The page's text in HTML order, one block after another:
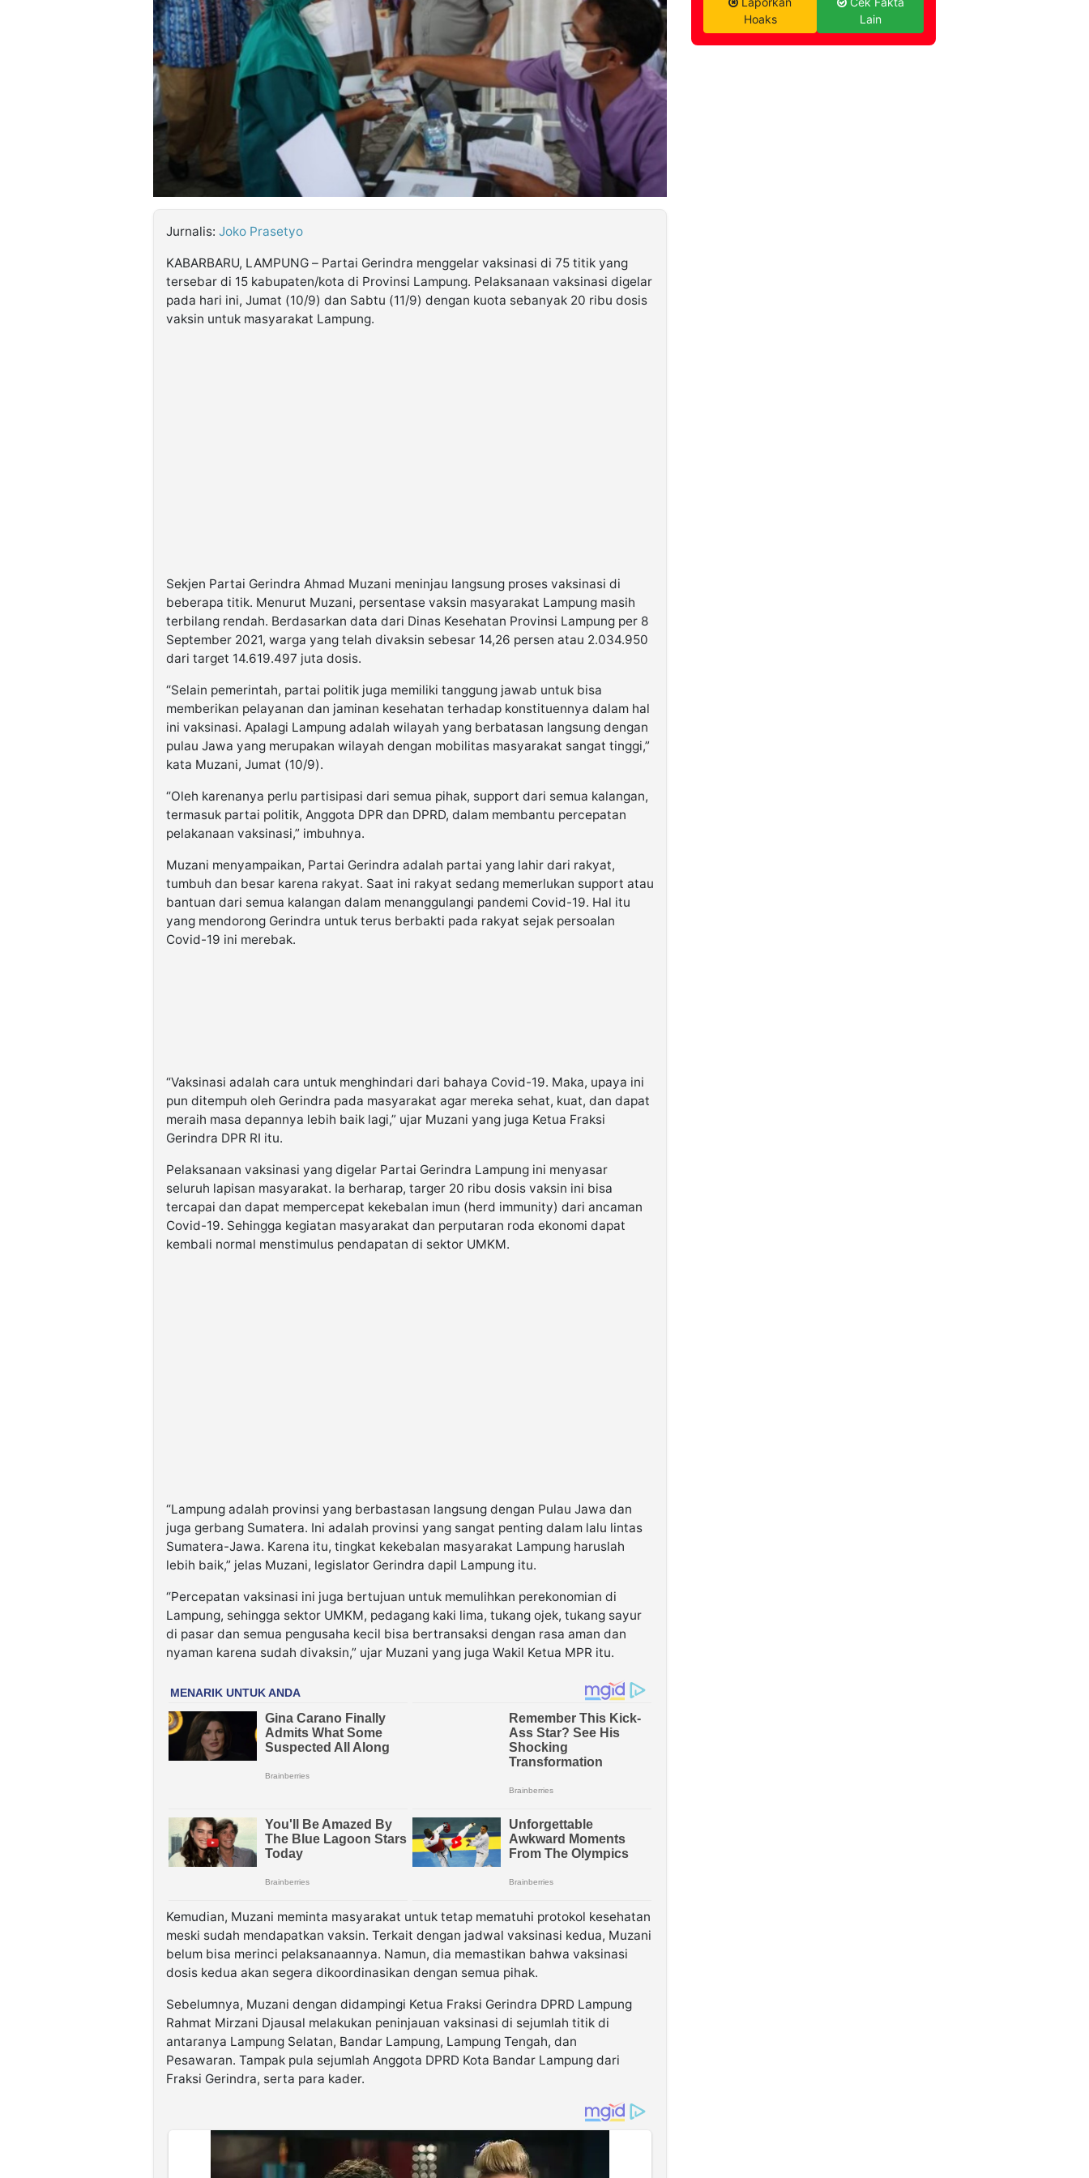
Jurnalis: Joko Prasetyo
KABARBARU, LAMPUNG – Partai Gerindra menggelar vaksinasi di 75 titik yang
tersebar di 15 kabupaten/kota di Provinsi Lampung. Pelaksanaan vaksinasi digelar
pada hari ini, Jumat (10/9) dan Sabtu (11/9) dengan kuota sebanyak 20 ribu dosis
vaksin untuk masyarakat Lampung.
Sekjen Partai Gerindra Ahmad Muzani meninjau langsung proses vaksinasi di
beberapa titik. Menurut Muzani, persentase vaksin masyarakat Lampung masih
terbilang rendah. Berdasarkan data dari Dinas Kesehatan Provinsi Lampung per 8
September 2021, warga yang telah divaksin sebesar 14,26 persen atau 2.034.950
dari target 14.619.497 juta dosis.
“Selain pemerintah, partai politik juga memiliki tanggung jawab untuk bisa
memberikan pelayanan dan jaminan kesehatan terhadap konstituennya dalam hal
ini vaksinasi. Apalagi Lampung adalah wilayah yang berbatasan langsung dengan
pulau Jawa yang merupakan wilayah dengan mobilitas masyarakat sangat tinggi,”
kata Muzani, Jumat (10/9).
“Oleh karenanya perlu partisipasi dari semua pihak, support dari semua kalangan,
termasuk partai politik, Anggota DPR dan DPRD, dalam membantu percepatan
pelakanaan vaksinasi,” imbuhnya.
Muzani menyampaikan, Partai Gerindra adalah partai yang lahir dari rakyat,
tumbuh dan besar karena rakyat. Saat ini rakyat sedang memerlukan support atau
bantuan dari semua kalangan dalam menanggulangi pandemi Covid-19. Hal itu
yang mendorong Gerindra untuk terus berbakti pada rakyat sejak persoalan
Covid-19 ini merebak.
“Vaksinasi adalah cara untuk menghindari dari bahaya Covid-19. Maka, upaya ini
pun ditempuh oleh Gerindra pada masyarakat agar mereka sehat, kuat, dan dapat
meraih masa depannya lebih baik lagi,” ujar Muzani yang juga Ketua Fraksi
Gerindra DPR RI itu.
Pelaksanaan vaksinasi yang digelar Partai Gerindra Lampung ini menyasar
seluruh lapisan masyarakat. Ia berharap, targer 20 ribu dosis vaksin ini bisa
tercapai dan dapat mempercepat kekebalan imun (herd immunity) dari ancaman
Covid-19. Sehingga kegiatan masyarakat dan perputaran roda ekonomi dapat
kembali normal menstimulus pendapatan di sektor UMKM.
“Lampung adalah provinsi yang berbastasan langsung dengan Pulau Jawa dan
juga gerbang Sumatera. Ini adalah provinsi yang sangat penting dalam lalu lintas
Sumatera-Jawa. Karena itu, tingkat kekebalan masyarakat Lampung haruslah
lebih baik,” jelas Muzani, legislator Gerindra dapil Lampung itu.
“Percepatan vaksinasi ini juga bertujuan untuk memulihkan perekonomian di
Lampung, sehingga sektor UMKM, pedagang kaki lima, tukang ojek, tukang sayur
di pasar dan semua pengusaha kecil bisa bertransaksi dengan rasa aman dan
nyaman karena sudah divaksin,” ujar Muzani yang juga Wakil Ketua MPR itu.
Kemudian, Muzani meminta masyarakat untuk tetap mematuhi protokol kesehatan
meski sudah mendapatkan vaksin. Terkait dengan jadwal vaksinasi kedua, Muzani
belum bisa merinci pelaksanaannya. Namun, dia memastikan bahwa vaksinasi
dosis kedua akan segera dikoordinasikan dengan semua pihak.
Sebelumnya, Muzani dengan didampingi Ketua Fraksi Gerindra DPRD Lampung
Rahmat Mirzani Djausal melakukan peninjauan vaksinasi di sejumlah titik di
antaranya Lampung Selatan, Bandar Lampung, Lampung Tengah, dan
Pesawaran. Tampak pula sejumlah Anggota DPRD Kota Bandar Lampung dari
Fraksi Gerindra, serta para kader.
Hoaks
Lain